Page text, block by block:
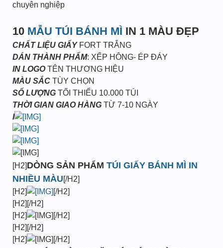
chuyên nghiệp
10 MẪU TÚI BÁNH MÌ IN 1 MÀU ĐẸP
CHẤT LIỆU GIẤYFORT TRẮNG
DÁN THÀNH PHẨM: XẾP HÔNG- ÉP ĐÁY
IN LOGOTÊN THƯƠNG HIỆU
MÀU SẮC TÙY CHỌN
SỐ LƯỢNG TỐI THIỂU 10.000 TÚI
THỜI GIAN GIAO HÀNG TỪ 7-10 NGÀY
I
[H2]DÒNG SẢN PHẨM TÚI GIẤY BÁNH MÌ IN
NHIỀU MÀU[/H2]
[H2]
[/H2]
[H2][/H2]
[H2]
[/H2]
[H2][/H2]
[H2]
[/H2]